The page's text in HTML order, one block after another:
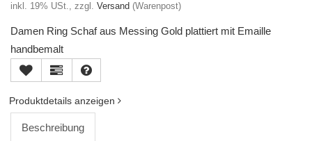
inkl. 19% USt., zzgl. Versand (Warenpost)
Damen Ring Schaf aus Messing Gold plattiert mit Emaille
handbemalt
Produktdetails anzeigen
Beschreibung